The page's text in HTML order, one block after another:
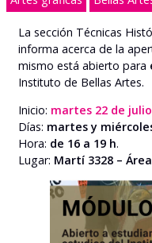
La sección Técnicas
informa acerca de la
mismo está abierto para
Instituto de Bellas Artes.
Inicio: martes 22 de julio
Días: martes y
Hora: de 16 a 19 h.
Lugar: Martí 3328 –